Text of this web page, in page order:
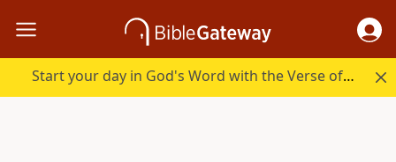
Start your day in God's Word with the Verse of the Day.